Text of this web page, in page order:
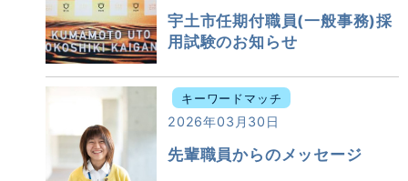
宇土市任期付職員(一般事務)採
用試験のお知らせ
キーワードマッチ
2026年03月30日
先輩職員からのメッセージ